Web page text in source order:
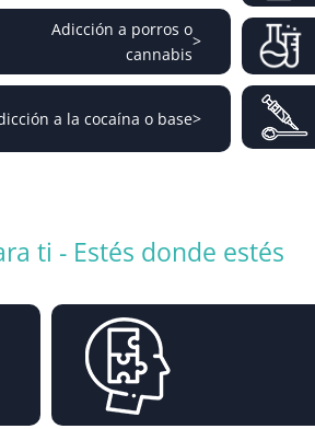
Adicción a porros o
cannabis
>
a la cocaína o base>
ti - Estés donde estés